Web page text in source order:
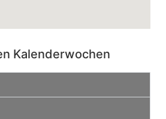
Kalenderwochen